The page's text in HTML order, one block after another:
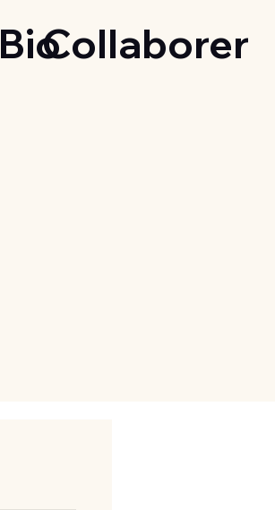
BioCollaborer